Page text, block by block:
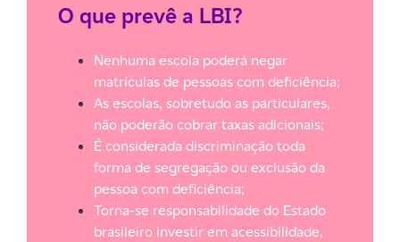
O que prevê a LBI?
Nenhuma escola poderá negar
matrículas de pessoas com deficiência;
As escolas, sobretudo as particulares,
não poderão cobrar taxas adicionais;
É considerada discriminação toda
forma de segregação ou exclusão da
pessoa com deficiência;
Torna-se responsabilidade do Estado
brasileiro investir em acessibilidade,